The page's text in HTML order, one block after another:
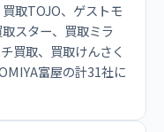
取TOJO、ゲストモ
スター、買取ミラ
買取、買取けんさく
富屋の計31社に